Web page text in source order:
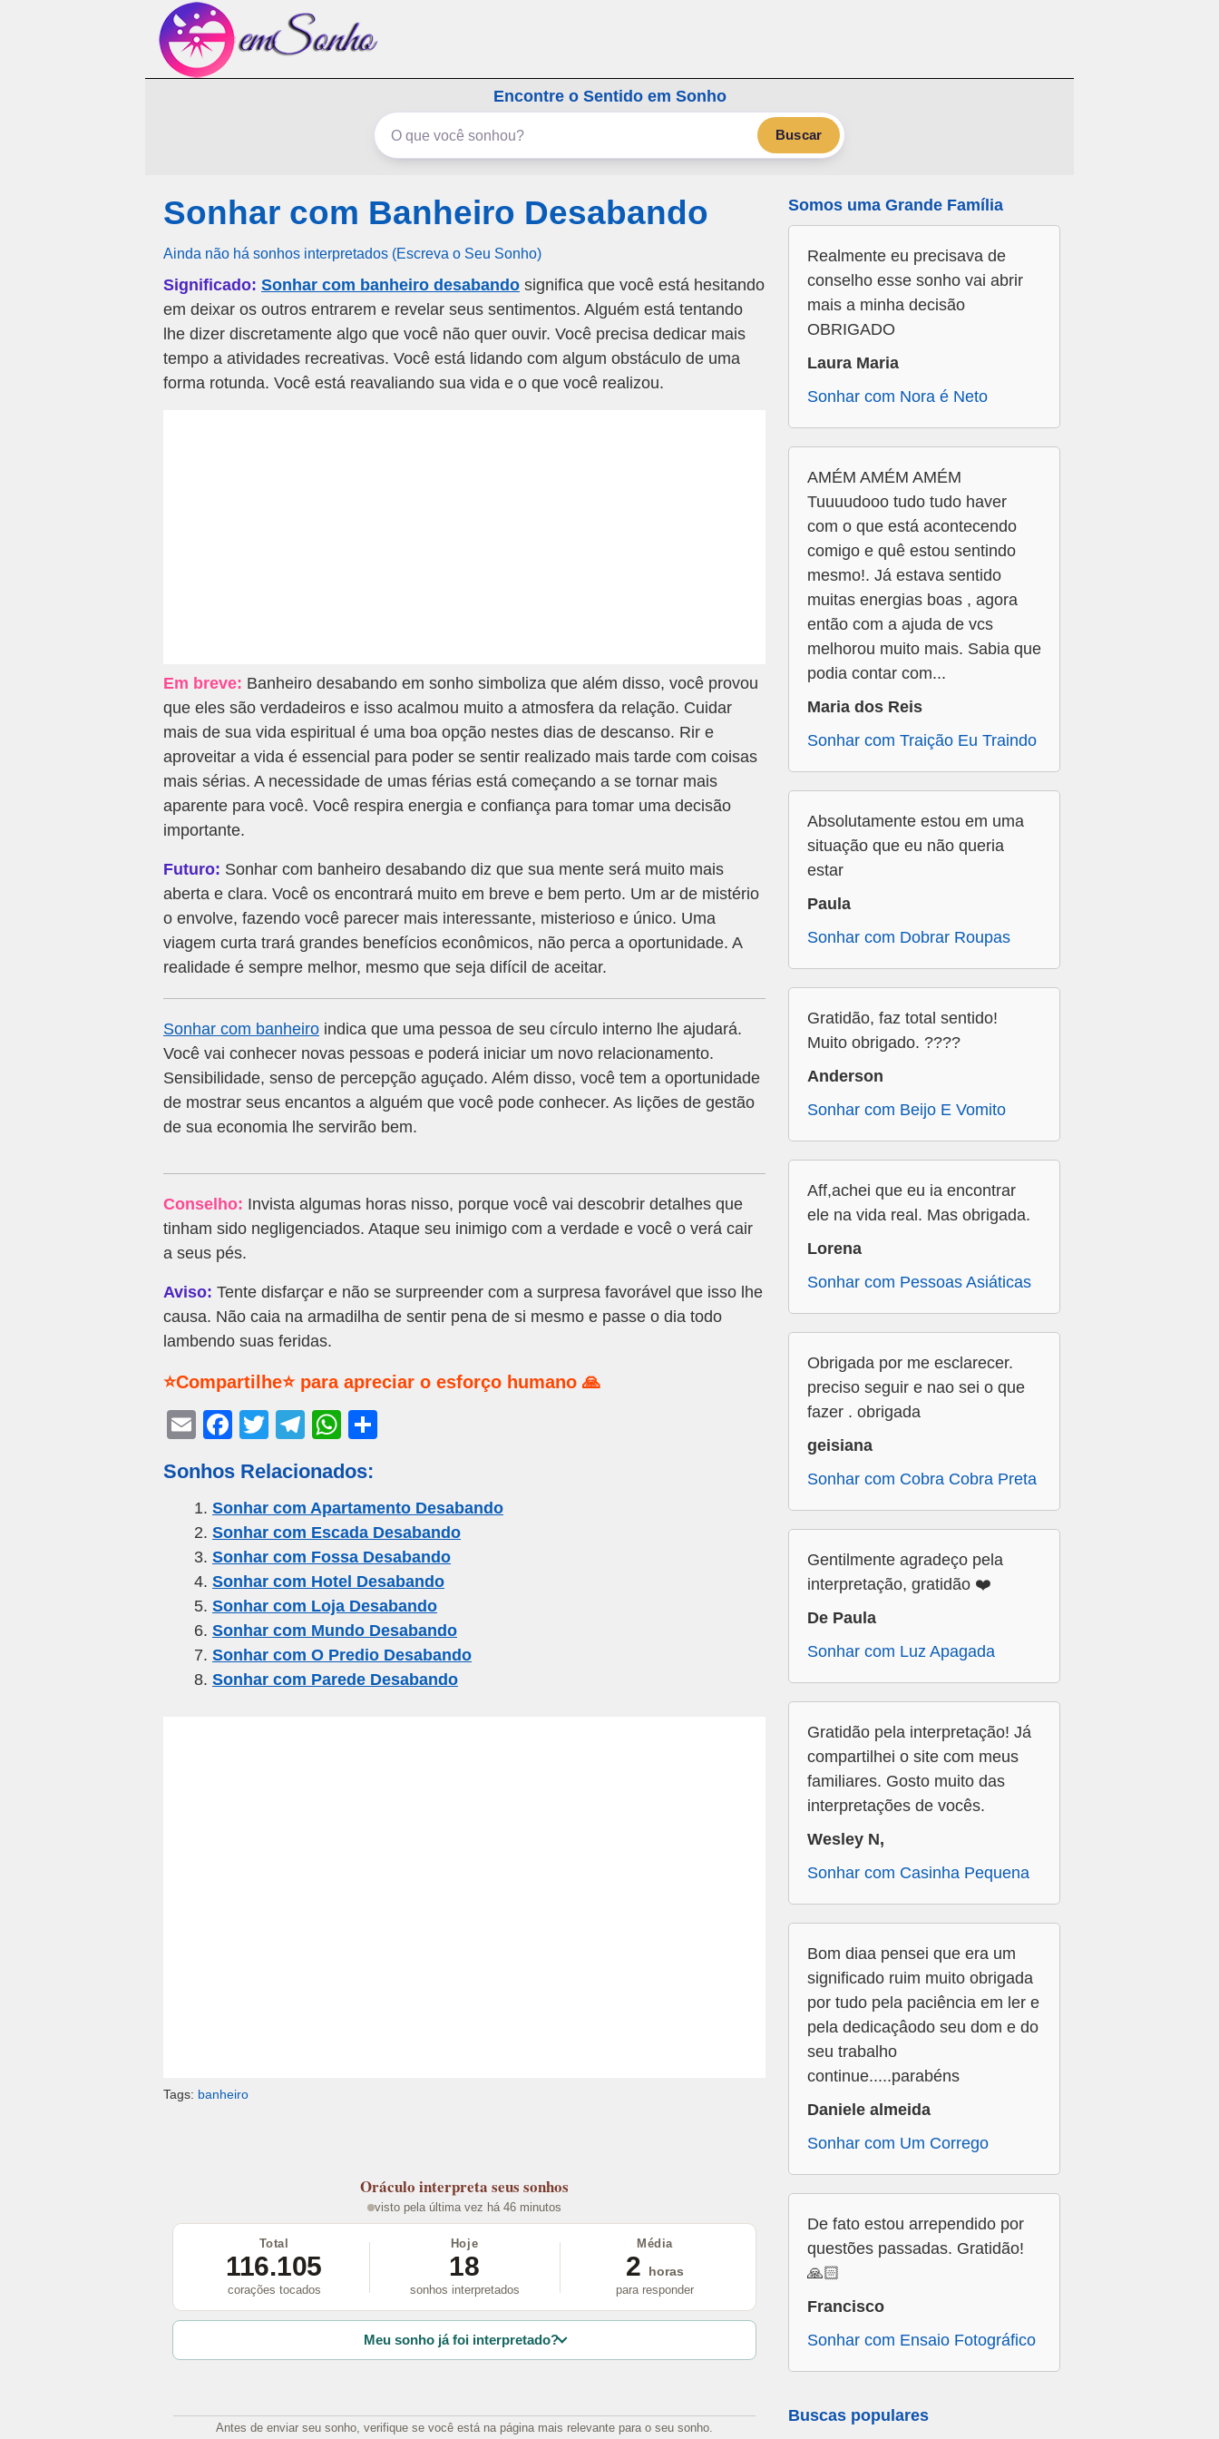
Encontre o Sentido em Sonho
Buscar
Sonhar com Banheiro Desabando
Ainda não há sonhos interpretados (Escreva o Seu Sonho)
Significado: Sonhar com banheiro desabando significa que você está hesitando
em deixar os outros entrarem e revelar seus sentimentos. Alguém está tentando
lhe dizer discretamente algo que você não quer ouvir. Você precisa dedicar mais
tempo a atividades recreativas. Você está lidando com algum obstáculo de uma
forma rotunda. Você está reavaliando sua vida e o que você realizou.
Em breve: Banheiro desabando em sonho simboliza que além disso, você provou
que eles são verdadeiros e isso acalmou muito a atmosfera da relação. Cuidar
mais de sua vida espiritual é uma boa opção nestes dias de descanso. Rir e
aproveitar a vida é essencial para poder se sentir realizado mais tarde com coisas
mais sérias. A necessidade de umas férias está começando a se tornar mais
aparente para você. Você respira energia e confiança para tomar uma decisão
importante.
Futuro: Sonhar com banheiro desabando diz que sua mente será muito mais
aberta e clara. Você os encontrará muito em breve e bem perto. Um ar de mistério
o envolve, fazendo você parecer mais interessante, misterioso e único. Uma
viagem curta trará grandes benefícios econômicos, não perca a oportunidade. A
realidade é sempre melhor, mesmo que seja difícil de aceitar.
Sonhar com banheiro indica que uma pessoa de seu círculo interno lhe ajudará.
Você vai conhecer novas pessoas e poderá iniciar um novo relacionamento.
Sensibilidade, senso de percepção aguçado. Além disso, você tem a oportunidade
de mostrar seus encantos a alguém que você pode conhecer. As lições de gestão
de sua economia lhe servirão bem.
Conselho: Invista algumas horas nisso, porque você vai descobrir detalhes que
tinham sido negligenciados. Ataque seu inimigo com a verdade e você o verá cair
a seus pés.
Aviso: Tente disfarçar e não se surpreender com a surpresa favorável que isso lhe
causa. Não caia na armadilha de sentir pena de si mesmo e passe o dia todo
lambendo suas feridas.
⭐Compartilhe⭐ para apreciar o esforço humano 🙏
E
ail
F
c
e
b
o
o
k
T
tt
er
T
e
gr
a
m
W
at
s
A
p
p
e
Sonhos Relacionados:
Sonhar com Apartamento Desabando
Sonhar com Escada Desabando
Sonhar com Fossa Desabando
Sonhar com Hotel Desabando
Sonhar com Loja Desabando
Sonhar com Mundo Desabando
Sonhar com O Predio Desabando
Sonhar com Parede Desabando
Tags: banheiro
Oráculo interpreta seus sonhos
visto pela última vez há 46 minutos
Total
116.105
corações tocados
Hoje
18
sonhos interpretados
Média
2
horas
para responder
Meu sonho já foi interpretado?
Antes de enviar seu sonho, verifique se você está na página mais relevante para o seu sonho.
Somos uma Grande Família
Realmente eu precisava de
conselho esse sonho vai abrir
mais a minha decisão
OBRIGADO
Laura Maria
Sonhar com Nora é Neto
AMÉM AMÉM AMÉM
Tuuuudooo tudo tudo haver
com o que está acontecendo
comigo e quê estou sentindo
mesmo!. Já estava sentido
muitas energias boas , agora
então com a ajuda de vcs
melhorou muito mais. Sabia que
podia contar com...
Maria dos Reis
Sonhar com Traição Eu Traindo
Absolutamente estou em uma
situação que eu não queria
estar
Paula
Sonhar com Dobrar Roupas
Gratidão, faz total sentido!
Muito obrigado. ????
Anderson
Sonhar com Beijo E Vomito
Aff,achei que eu ia encontrar
ele na vida real. Mas obrigada.
Lorena
Sonhar com Pessoas Asiáticas
Obrigada por me esclarecer.
preciso seguir e nao sei o que
fazer . obrigada
geisiana
Sonhar com Cobra Cobra Preta
Gentilmente agradeço pela
interpretação, gratidão ❤️
De Paula
Sonhar com Luz Apagada
Gratidão pela interpretação! Já
compartilhei o site com meus
familiares. Gosto muito das
interpretações de vocês.
Wesley N,
Sonhar com Casinha Pequena
Bom diaa pensei que era um
significado ruim muito obrigada
por tudo pela paciência em ler e
pela dedicaçâodo seu dom e do
seu trabalho
continue.....parabéns
Daniele almeida
Sonhar com Um Corrego
De fato estou arrependido por
questões passadas. Gratidão!
🙏🏻
Francisco
Sonhar com Ensaio Fotográfico
Buscas populares